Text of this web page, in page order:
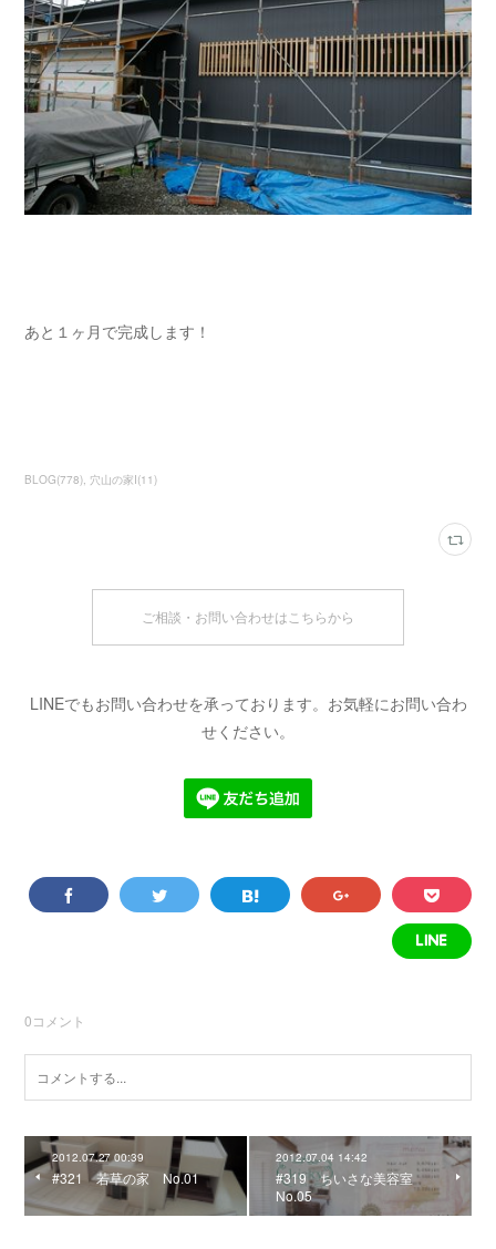
あと１ヶ月で完成します！
BLOG(778) 穴山の家Ⅰ(11)
ご相談・お問い合わせはこちらから
LINEでもお問い合わせを承っております。お気軽にお問い合わ
せください。
0コメント
2012.07.27 00:39
#321 若草の家 No.01
2012.07.04 14:42
#319 ちいさな美容室
No.05